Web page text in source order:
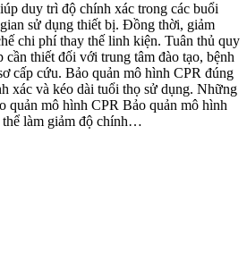
duy trì độ chính xác trong các buổi
sử dụng thiết bị. Đồng thời, giảm
chi phí thay thế linh kiện. Tuân thủ quy
cần thiết đối với trung tâm đào tạo, bệnh
cấp cứu. Bảo quản mô hình CPR đúng
xác và kéo dài tuổi thọ sử dụng. Những
quản mô hình CPR Bảo quản mô hình
thể làm giảm độ chính…